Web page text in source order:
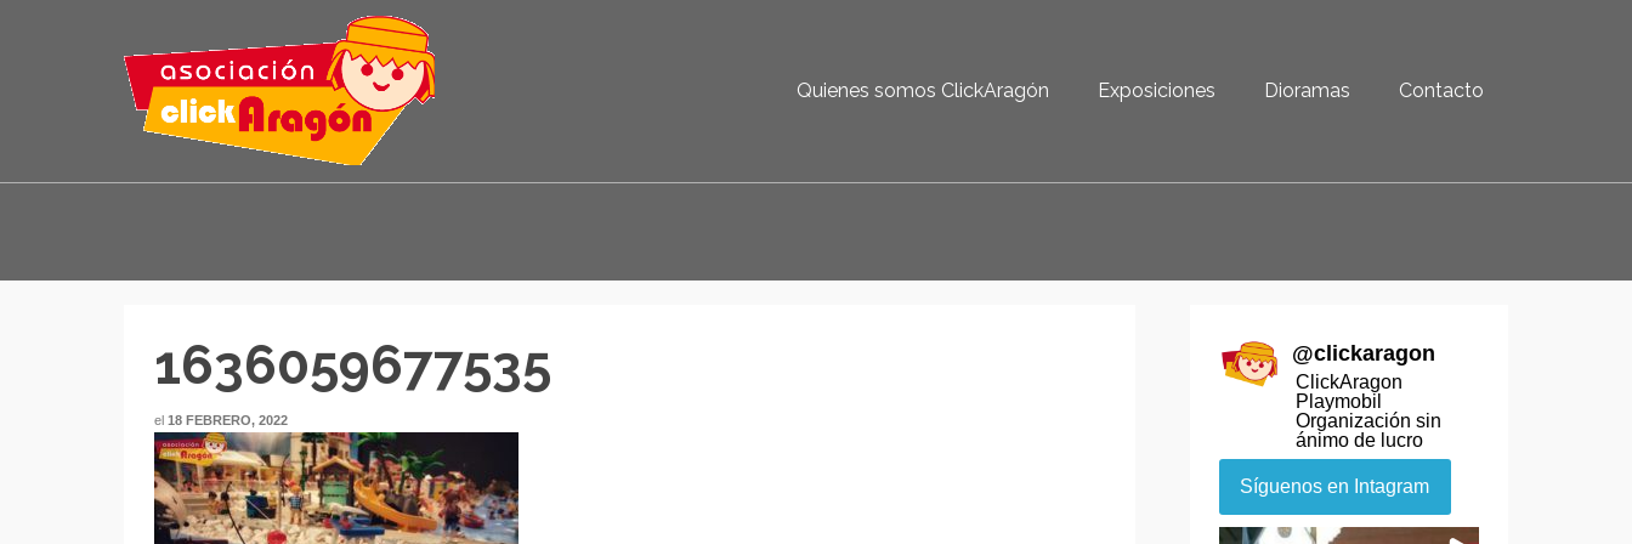
Quienes somos ClickAragón Exposiciones Dioramas Contacto
1636059677535
el 18 FEBRERO, 2022
@clickaragon
ClickAragon
Playmobil
Organización sin
ánimo de lucro
Síguenos en Intagram